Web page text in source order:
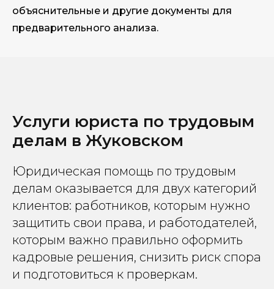
объяснительные и другие документы для
предварительного анализа.
Услуги юриста по трудовым
делам в Жуковском
Юридическая помощь по трудовым
делам оказывается для двух категорий
клиентов: работников, которым нужно
защитить свои права, и работодателей,
которым важно правильно оформить
кадровые решения, снизить риск спора
и подготовиться к проверкам.